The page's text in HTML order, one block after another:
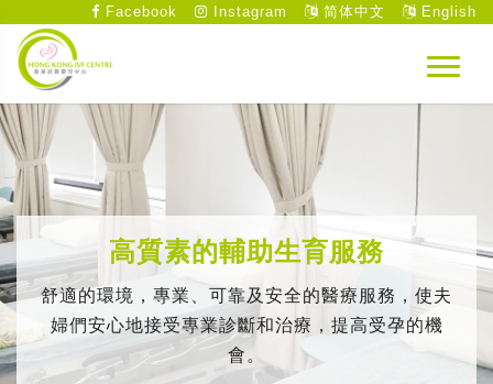
Facebook Instagram 简体中文 English
高質素的輔助生育服務
舒適的環境，專業、可靠及安全的醫療服務，使夫
婦們安心地接受專業診斷和治療，提高受孕的機
會。